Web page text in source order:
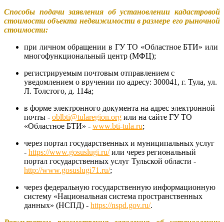
Способы подачи заявления об установлении кадастровой
стоимости объекта недвижимости в размере его рыночной
стоимости:
при личном обращении в ГУ ТО «Областное БТИ» или
многофункциональный центр (МФЦ);
регистрируемым почтовым отправлением с
уведомлением о вручении по адресу: 300041, г. Тула, ул.
Л. Толстого, д. 114а;
в форме электронного документа на адрес электронной
почты - oblbti@tularegion.org или на сайте ГУ ТО
«Областное БТИ» - www.bti-tula.ru;
через портал государственных и муниципальных услуг
- https://www.gosuslugi.ru/или через региональный
портал государственных услуг Тульской области -
http://www.gosuslugi71.ru/;
через федеральную государственную информационную
систему «Национальная система пространственных
данных» (НСПД) - https://nspd.gov.ru/.